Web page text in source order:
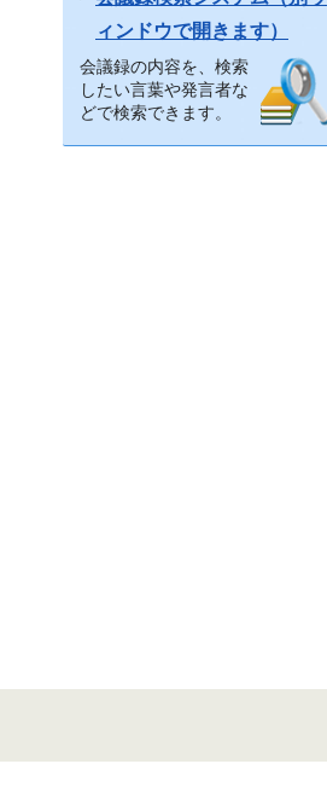
ィンドウで開きます）
会議録の内容を、検索
したい言葉や発言者な
どで検索できます。